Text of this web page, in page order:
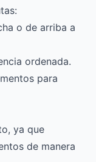
o de arriba a
ordenada.
para
ya que
de manera